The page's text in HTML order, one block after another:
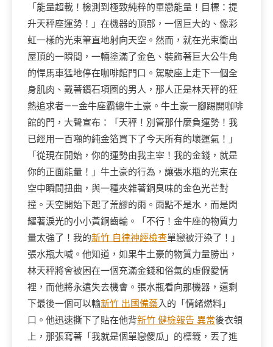
「能量超載！檢測到極致純粹的單戀能量！目標：提
升天秤座運勢！」在機器的頂部，一個巨大的、像彩
虹一樣的光束筆直地射向天空。然而，就在光束衝出
屋頂的一瞬間，一輛塗滿了金色、裝飾著巨大公牛角
的悍馬車猛地停在咖啡館門口。駕駛座上走下一個全
身肌肉、戴著鑽石項圈的男人，那人正是林天秤的狂
熱追求者——金牛座霸總牛土豪。牛土豪一腳踢開咖啡
館的門，大聲宣布：「天秤！別管那什麼負運勢！我
已經用一百噸的純金箔買下了今天所有的壞運氣！」
「從現在開始，你的運勢由我主宰！我的金錢，就是
你的正面能量！」牛土豪的行為，讓張水瓶的光束在
空中瞬間扭曲，與一種夾雜著銅臭味的金色光芒對
撞。天空開始下起了荒謬的雨。雨點不是水，而是閃
耀著淚光的小小黃銅齒輪。「不行！金牛座的物質力
量太強了！我的新竹 自律神經檢查單戀被汙染了！」
張水瓶大喊。他知道，如果牛土豪的物質力量勝出，
林天秤將會被困在一個充滿金錢和俗氣的虛假愛情
裡，而他將永遠失去機會。張水瓶看向那機器，還剩
下最後一個可以輸新竹 出國備藥入的「情緒燃料」
口。他迅速撕下了貼在他背新竹 健檢報告 異常後衣領
上，那張寫著「我就是個單戀傻瓜」的標籤，丟了進